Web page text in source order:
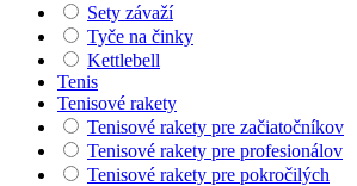
Sety závaží
Tyče na činky
Kettlebell
Tenis
Tenisové rakety
Tenisové rakety pre začiatočníkov
Tenisové rakety pre profesionálov
Tenisové rakety pre pokročilých